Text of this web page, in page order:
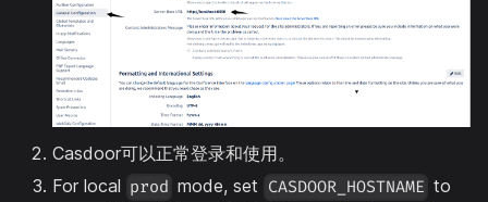
Casdoor可以正常登录和使用。
For local prod mode, set CASDOOR_HOSTNAME to